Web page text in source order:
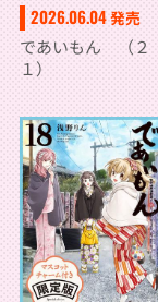
2026.06.04発売
であいもん （２
１）